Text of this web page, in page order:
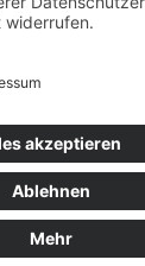
40, 36404
· Dr. med.